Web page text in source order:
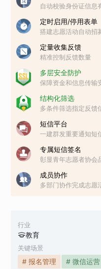
行业
教育
关键场景
# 报名管理 # 微信运营
自动校验身份证信息
定时启用/停用表单
搭建志愿活动自动招
定量收集反馈
精准控制反馈数量
多层安全防护
保障资金和信息传输
结构化筛选
多条件筛选指定反馈
短信平台
一建群发重要通知短
专属短信签名
彰显青年志愿者协会
成员协作
多部门协作完成志愿